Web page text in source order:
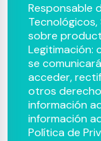
Responsable
Tecnológicos,
sobre
Legitimación:
se
acceder,
otros
información
información
Política de